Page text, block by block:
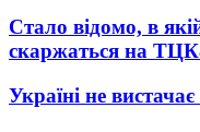
Стало відомо, в
скаржаться на ТЦК
Україні не